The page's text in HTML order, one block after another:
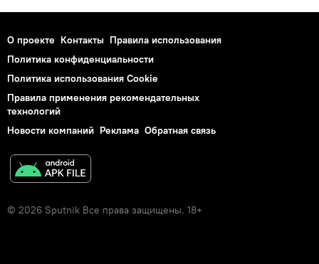
О проекте Контакты Правила использования
Политика конфиденциальности
Политика использования Cookie
Правила применения рекомендательных
технологий
Новости компаний Реклама Обратная связь
© 2026 Sputnik Все права защищены. 18+